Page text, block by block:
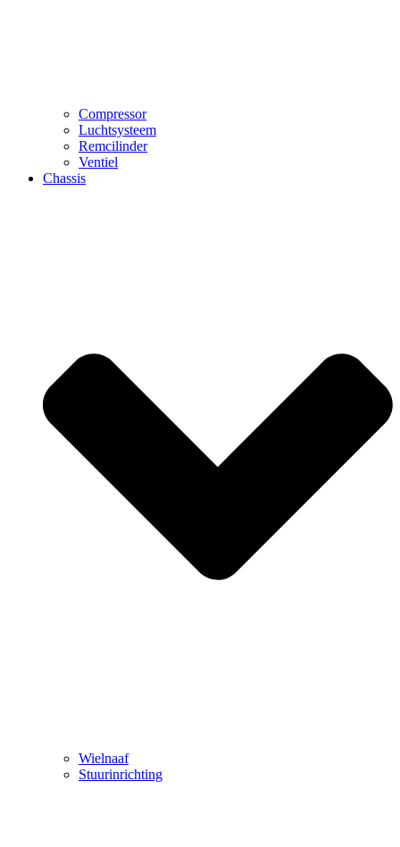
Compressor
Luchtsysteem
Remcilinder
Ventiel
Chassis
Wielnaaf
Stuurinrichting